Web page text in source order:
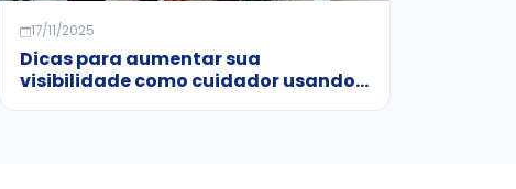
17/11/2025
Dicas para aumentar sua
visibilidade como cuidador usando